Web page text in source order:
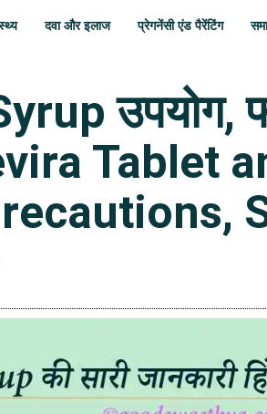
दवा और इलाज प्रेगनेंसी एंड पैरेंटिंग
उपयोग,
Tablet